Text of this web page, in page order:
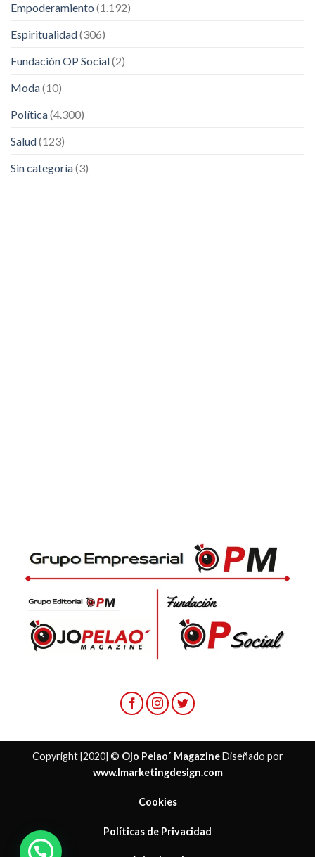
Empoderamiento (1.192)
Espiritualidad(306)
Fundación OP Social(2)
Moda(10)
Política(4.300)
Salud(123)
Sin categoría(3)
Copyright [2020] © Ojo Pelao´ MagazineDiseñado por
www.lmarketingdesign.com
Cookies
Políticas de Privacidad